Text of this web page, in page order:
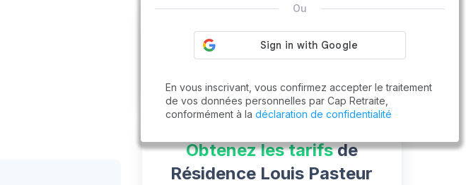
Cap Retraite vous aide à trouver un emploi
Obtenez les tarifsde
Résidence Louis Pasteur
Ou
En vous inscrivant, vous confirmez accepter le traitement
de vos données personnelles par Cap Retraite,
conformément à la déclaration de confidentialité